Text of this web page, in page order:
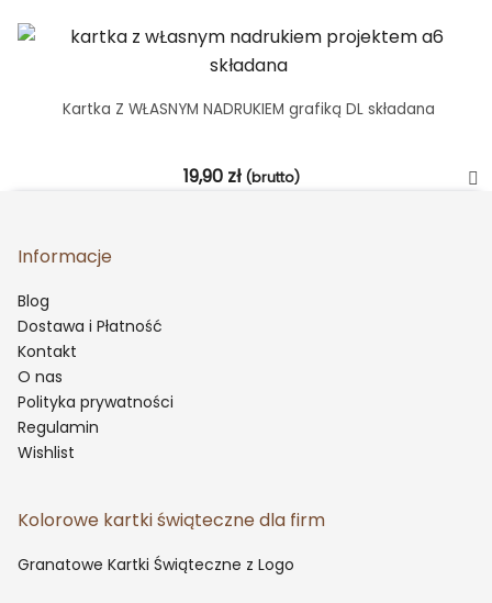
Kartka Z WŁASNYM NADRUKIEM grafiką DL składana
19,90 zł (brutto)
Informacje
Blog
Dostawa i Płatność
Kontakt
O nas
Polityka prywatności
Regulamin
Wishlist
Kolorowe kartki świąteczne dla firm
Granatowe Kartki Świąteczne z Logo